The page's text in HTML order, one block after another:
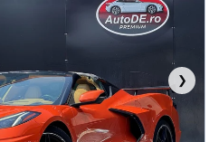
❯